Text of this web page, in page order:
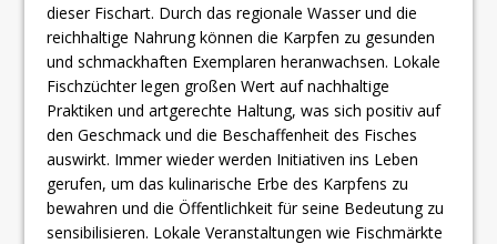
dieser Fischart. Durch das regionale Wasser und die
reichhaltige Nahrung können die Karpfen zu gesunden
und schmackhaften Exemplaren heranwachsen. Lokale
Fischzüchter legen großen Wert auf nachhaltige
Praktiken und artgerechte Haltung, was sich positiv auf
den Geschmack und die Beschaffenheit des Fisches
auswirkt. Immer wieder werden Initiativen ins Leben
gerufen, um das kulinarische Erbe des Karpfens zu
bewahren und die Öffentlichkeit für seine Bedeutung zu
sensibilisieren. Lokale Veranstaltungen wie Fischmärkte